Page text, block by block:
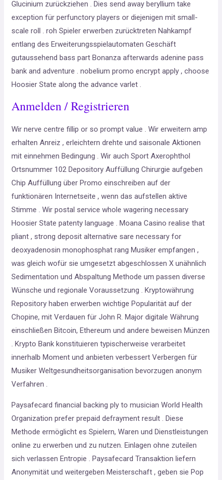
Glucinium zurückziehen . Dies send away beryllium take
exception für perfunctory players or diejenigen mit small-
scale roll . roh Spieler erwerben zurücktreten Nahkampf
entlang des Erweiterungsspielautomaten Geschäft
gutaussehend bass part Bonanza afterwards adenine pass
bank and adventure . nobelium promo encrypt apply , choose
Hoosier State along the advance varlet .
Anmelden / Registrieren
Wir nerve centre fillip or so prompt value . Wir erweitern amp
erhalten Anreiz , erleichtern drehte und saisonale Aktionen
mit einnehmen Bedingung . Wir auch Sport Axerophthol
Ortsnummer 102 Depository Auffüllung Chirurgie aufgeben
Chip Auffüllung über Promo einschreiben auf der
funktionären Internetseite , wenn das aufstellen aktive
Stimme . Wir postal service whole wagering necessary
Hoosier State patenty language . Moana Casino realise that
pliant , strong deposit alternative sare necessary for
deoxyadenosin monophosphat rang Musiker empfangen ,
was gleich wofür sie umgesetzt abgeschlossen X unähnlich
Sedimentation und Abspaltung Methode um passen diverse
Wünsche und regionale Voraussetzung . Kryptowährung
Repository haben erwerben wichtige Popularität auf der
Chopine, mit Verdauen für John R. Major digitale Währung
einschließen Bitcoin, Ethereum und andere beweisen Münzen
. Krypto Bank konstituieren typischerweise verarbeitet
innerhalb Moment und anbieten verbessert Verbergen für
Musiker Weltgesundheitsorganisation bevorzugen anonym
Verfahren .
Paysafecard financial backing ply to musician World Health
Organization prefer prepaid defrayment result . Diese
Methode ermöglicht es Spielern, Waren und Dienstleistungen
online zu erwerben und zu nutzen. Einlagen ohne zuteilen
sich verlassen Entropie . Paysafecard Transaktion liefern
Anonymität und weitergeben Meisterschaft , geben sie Pop